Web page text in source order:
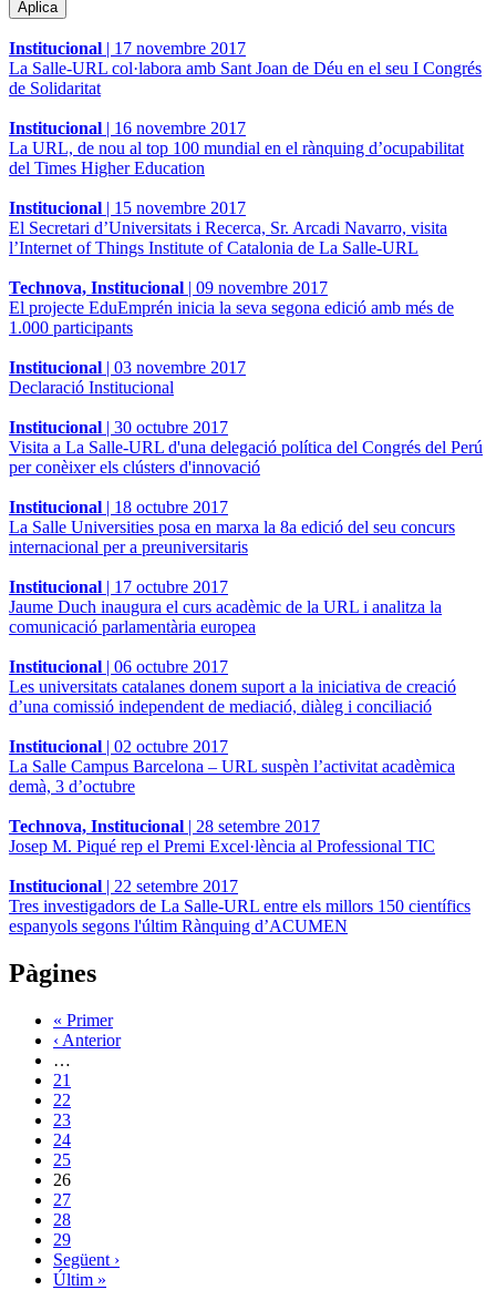
Institucional | 17 novembre 2017
La Salle-URL col·labora amb Sant Joan de Déu en el seu I Congrés
de Solidaritat
Institucional | 16 novembre 2017
La URL, de nou al top 100 mundial en el rànquing d’ocupabilitat
del Times Higher Education
Institucional | 15 novembre 2017
El Secretari d’Universitats i Recerca, Sr. Arcadi Navarro, visita
l’Internet of Things Institute of Catalonia de La Salle-URL
Technova, Institucional | 09 novembre 2017
El projecte EduEmprén inicia la seva segona edició amb més de
1.000 participants
Institucional | 03 novembre 2017
Declaració Institucional
Institucional | 30 octubre 2017
Visita a La Salle-URL d'una delegació política del Congrés del Perú
per conèixer els clústers d'innovació
Institucional | 18 octubre 2017
La Salle Universities posa en marxa la 8a edició del seu concurs
internacional per a preuniversitaris
Institucional | 17 octubre 2017
Jaume Duch inaugura el curs acadèmic de la URL i analitza la
comunicació parlamentària europea
Institucional | 06 octubre 2017
Les universitats catalanes donem suport a la iniciativa de creació
d’una comissió independent de mediació, diàleg i conciliació
Institucional | 02 octubre 2017
La Salle Campus Barcelona – URL suspèn l’activitat acadèmica
demà, 3 d’octubre
Technova, Institucional | 28 setembre 2017
Josep M. Piqué rep el Premi Excel·lència al Professional TIC
Institucional | 22 setembre 2017
Tres investigadors de La Salle-URL entre els millors 150 científics
espanyols segons l'últim Rànquing d’ACUMEN
Pàgines
« Primer
‹ Anterior
…
21
22
23
24
25
26
27
28
29
Següent ›
Últim »